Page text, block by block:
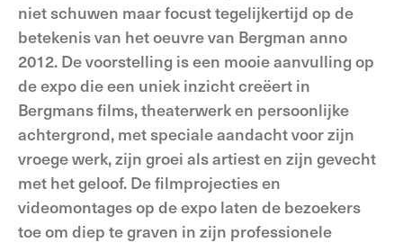
niet schuwen maar focust tegelijkertijd op de
betekenis van het oeuvre van Bergman anno
2012. De voorstelling is een mooie aanvulling op
de expo die een uniek inzicht creëert in
Bergmans films, theaterwerk en persoonlijke
achtergrond, met speciale aandacht voor zijn
vroege werk, zijn groei als artiest en zijn gevecht
met het geloof. De filmprojecties en
videomontages op de expo laten de bezoekers
toe om diep te graven in zijn professionele